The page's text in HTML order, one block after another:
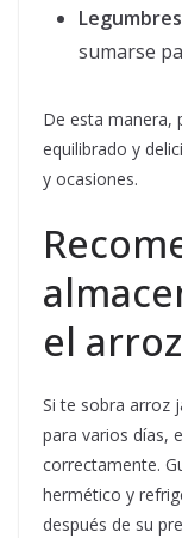
sumarse
De esta manera,
equilibrado y
y ocasiones.
el
Si te sobra arroz
para varios días,
correctamente.
hermético y
después de su